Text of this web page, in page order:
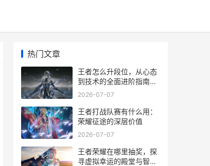
热门文章
王者怎么升段位，从心态
到技术的全面进阶指南副
标题，资深玩家的实战心
2026-07-07
王者打战队赛有什么用：
荣耀征途的深层价值
2026-07-07
王者荣耀在哪里抽奖，探
寻虚拟幸运的殿堂与智